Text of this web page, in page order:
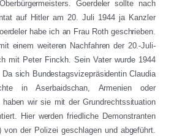
Goerdeler sollte nach
auf Hitler am 20. Juli 1944 ja Kanzler
habe ich an Frau Roth geschrieben.
einem weiteren Nachfahren der 20.-Juli-
mit Peter Finckh. Sein Vater wurde 1944
sich Bundestagsvizepräsidentin Claudia
in Aserbaidschan, Armenien oder
wir sie mit der Grundrechtssituation
Hier werden friedliche Demonstranten
von der Polizei geschlagen und abgeführt.